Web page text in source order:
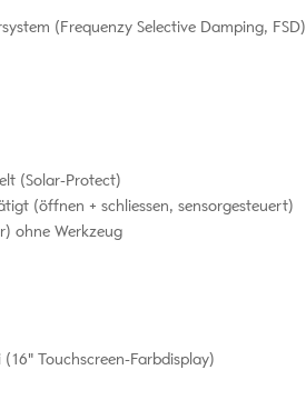
(Frequenzy Selective Damping, FSD)
(Solar-Protect)
(öffnen + schliessen, sensorgesteuert)
ohne Werkzeug
Touchscreen-Farbdisplay)